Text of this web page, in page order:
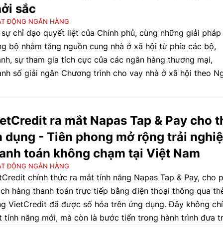
sắc
ĐỘNG NGÂN HÀNG
chỉ đạo quyết liệt của Chính phủ, cùng những giải pháp
bộ nhằm tăng nguồn cung nhà ở xã hội từ phía các bộ,
sự tham gia tích cực của các ngân hàng thương mại,
số giải ngân Chương trình cho vay nhà ở xã hội theo
lành mạnh, bền vững đã có những chuyển biến tích cực.
ra mắt Napas Tap & Pay cho
dụng - Tiên phong mở rộng trải
toán không chạm tại Việt Nam
ĐỘNG NGÂN HÀNG
chính thức ra mắt tính năng Napas Tap & Pay, cho
hàng thanh toán trực tiếp bằng điện thoại thông qua
VietCredit đã được số hóa trên ứng dụng. Đây không
tính năng mới, mà còn là bước tiến trong hành trình đưa